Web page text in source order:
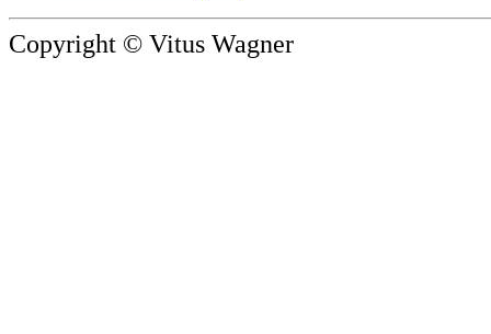
Copyright © Vitus Wagner